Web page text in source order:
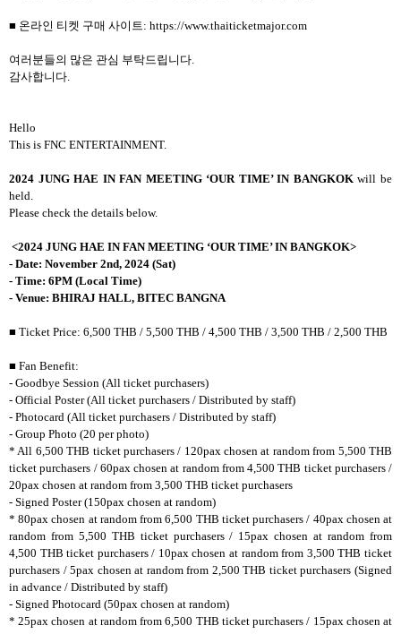
■ 온라인 티켓 구매 사이트: https://www.thaiticketmajor.com
여러분들의 많은 관심 부탁드립니다.
감사합니다.
Hello
This is FNC ENTERTAINMENT.
2024 JUNG HAE IN FAN MEETING ‘OUR TIME’ IN BANGKOK will be
held.
Please check the details below.
<2024 JUNG HAE IN FAN MEETING ‘OUR TIME’ IN BANGKOK>
- Date: November 2nd, 2024 (Sat)
- Time: 6PM (Local Time)
- Venue: BHIRAJ HALL, BITEC BANGNA
■ Ticket Price: 6,500 THB / 5,500 THB / 4,500 THB / 3,500 THB / 2,500 THB
■ Fan Benefit:
- Goodbye Session (All ticket purchasers)
- Official Poster (All ticket purchasers / Distributed by staff)
- Photocard (All ticket purchasers / Distributed by staff)
- Group Photo (20 per photo)
* All 6,500 THB ticket purchasers / 120pax chosen at random from 5,500 THB
ticket purchasers / 60pax chosen at random from 4,500 THB ticket purchasers /
20pax chosen at random from 3,500 THB ticket purchasers
- Signed Poster (150pax chosen at random)
* 80pax chosen at random from 6,500 THB ticket purchasers / 40pax chosen at
random from 5,500 THB ticket purchasers / 15pax chosen at random from
4,500 THB ticket purchasers / 10pax chosen at random from 3,500 THB ticket
purchasers / 5pax chosen at random from 2,500 THB ticket purchasers (Signed
in advance / Distributed by staff)
- Signed Photocard (50pax chosen at random)
* 25pax chosen at random from 6,500 THB ticket purchasers / 15pax chosen at